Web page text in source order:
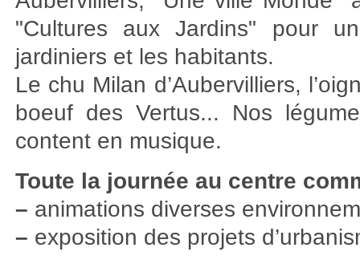
"Cultures aux Jardins" pour
jardiniers et les habitants.
Le chu Milan d’Aubervilliers,
boeuf des Vertus... Nos
content en musique.
Toute la journée au centre
– animations diverses
– exposition des projets